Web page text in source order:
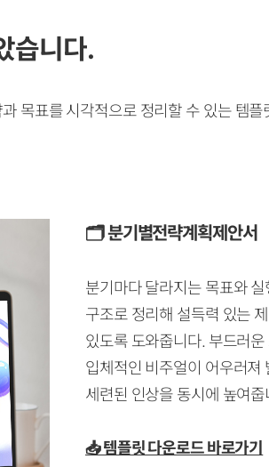
습니다.
목표를 시각적으로 정리할 수 있는 템플
🗂️분기별전략계획제안서
분기마다 달라지는 목표와
구조로 정리해 설득력 있는
있도록 도와줍니다. 부드러
입체적인 비주얼이 어우러져
세련된 인상을 동시에 높여줍
📥 템플릿 다운로드 바로가기